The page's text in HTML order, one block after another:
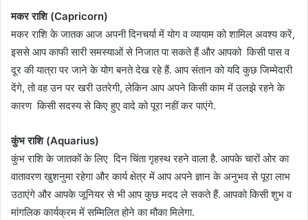
​मकर राशि (Capricorn)
मकर राशि के जातक आज अपनी दिनचर्या में योग व व्यायाम को शामिल अवश्य करें,
इससे आप काफी सारी समस्याओं से निजात पा सकते हैं और आपको किसी पास व
दूर की यात्रा पर जाने के योग बनते देख रहे हैं. आप संतान को यदि कुछ जिम्मेदारी
देंगे, तो वह उन पर खरी उतरेगी, लेकिन आप अपने किसी काम में उलझे रहने के
कारण किसी सदस्य से किए हुए वादे को पूरा नहीं कर पाएंगे.
​कुंभ राशि (Aquarius)
कुंभ राशि के जातकों के लिए दिन चिंता गृहस्थ रहने वाला है. आपके चारों ओर का
वातावरण खुशनुमा रहेगा और कार्य क्षेत्र में आप अपने ज्ञान के अनुभव से पूरा लाभ
उठाएंगे और आपके जूनियर से भी आप कुछ मदद ले सकते हैं. आपको किसी शुभ व
मांगलिक कार्यक्रम में सम्मिलित होने का मौका मिलेगा.